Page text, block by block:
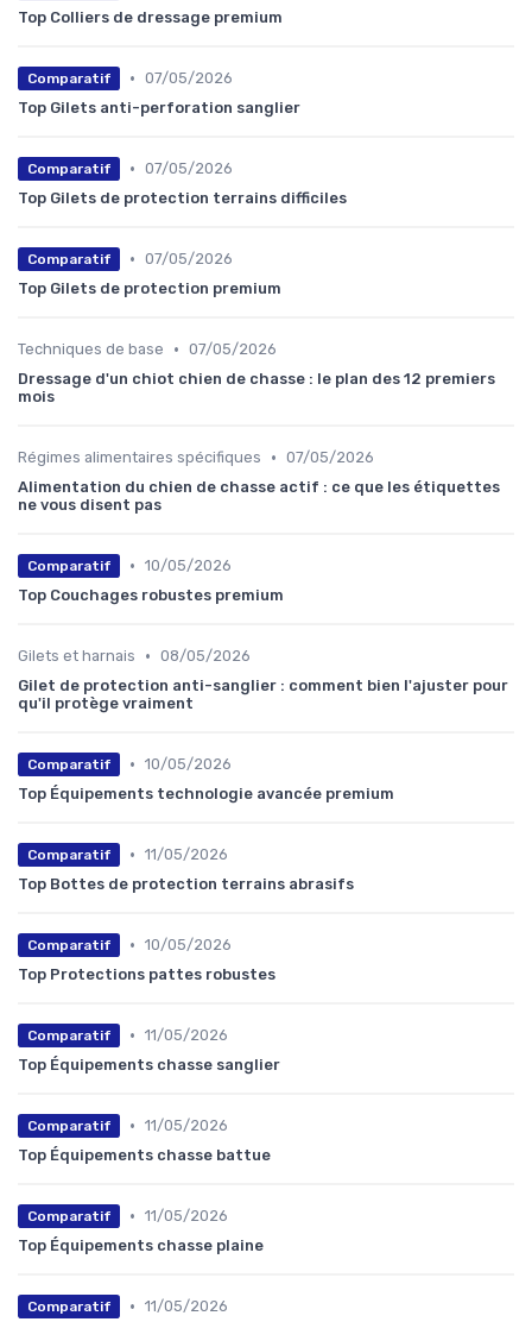
Top Colliers de dressage premium
Comparatif • 07/05/2026
Top Gilets anti-perforation sanglier
Comparatif • 07/05/2026
Top Gilets de protection terrains difficiles
Comparatif • 07/05/2026
Top Gilets de protection premium
Techniques de base • 07/05/2026
Dressage d'un chiot chien de chasse : le plan des 12 premiers
mois
Régimes alimentaires spécifiques • 07/05/2026
Alimentation du chien de chasse actif : ce que les étiquettes
ne vous disent pas
Comparatif • 10/05/2026
Top Couchages robustes premium
Gilets et harnais • 08/05/2026
Gilet de protection anti-sanglier : comment bien l'ajuster pour
qu'il protège vraiment
Comparatif • 10/05/2026
Top Équipements technologie avancée premium
Comparatif • 11/05/2026
Top Bottes de protection terrains abrasifs
Comparatif • 10/05/2026
Top Protections pattes robustes
Comparatif • 11/05/2026
Top Équipements chasse sanglier
Comparatif • 11/05/2026
Top Équipements chasse battue
Comparatif • 11/05/2026
Top Équipements chasse plaine
Comparatif • 11/05/2026